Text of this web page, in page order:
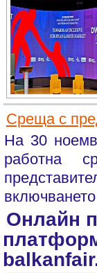
Среща с
На 30
работна
Онлайн